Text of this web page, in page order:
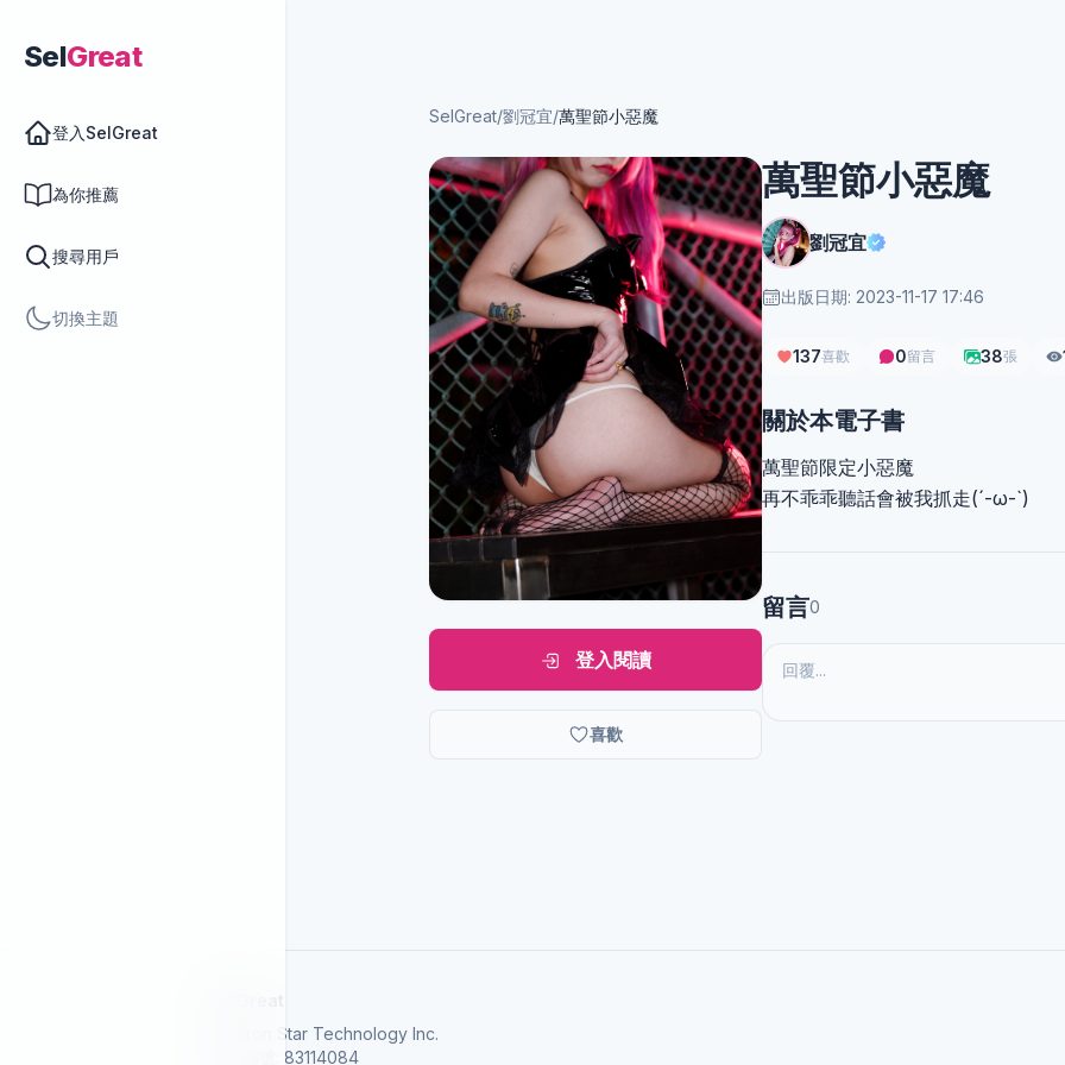
SelGreat
登入SelGreat
為你推薦
搜尋用戶
切換主題
SelGreat/劉冠宜/萬聖節小惡魔
登入閱讀
喜歡
萬聖節小惡魔
劉冠宜
出版日期: 2023-11-17 17:46
137喜歡 0留言 38張
關於本電子書
萬聖節限定小惡魔
再不乖乖聽話會被我抓走(´-ω-`)
留言0
Neutron Star Technology Inc.
統一編號: 83114084